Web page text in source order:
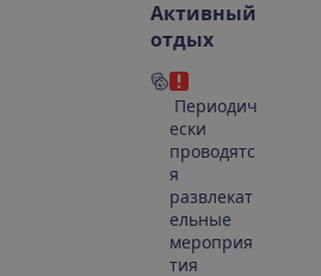
Активный
отдых
Периодич
ески
проводятс
я
развлекат
ельные
мероприя
тия